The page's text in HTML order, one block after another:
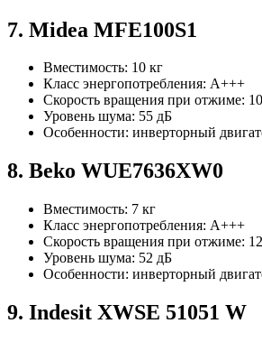
7. Midea MFE100S1
Вместимость: 10 кг
Класс энергопотребления: A+++
Скорость вращения при отжиме:
Уровень шума: 55 дБ
Особенности: инверторный
8. Beko WUE7636XW0
Вместимость: 7 кг
Класс энергопотребления: A+++
Скорость вращения при отжиме:
Уровень шума: 52 дБ
Особенности: инверторный
9. Indesit XWSE 51051 W